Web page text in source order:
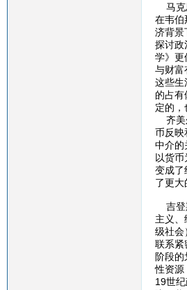
马克
在韦伯
济背景
探讨政
学》更
与财富
这些生
的占有
定的
齐美
币反映
中介的
以货
变成了
了更
吉登
主义
级社会
联系紧
阶段的
性资源
19世